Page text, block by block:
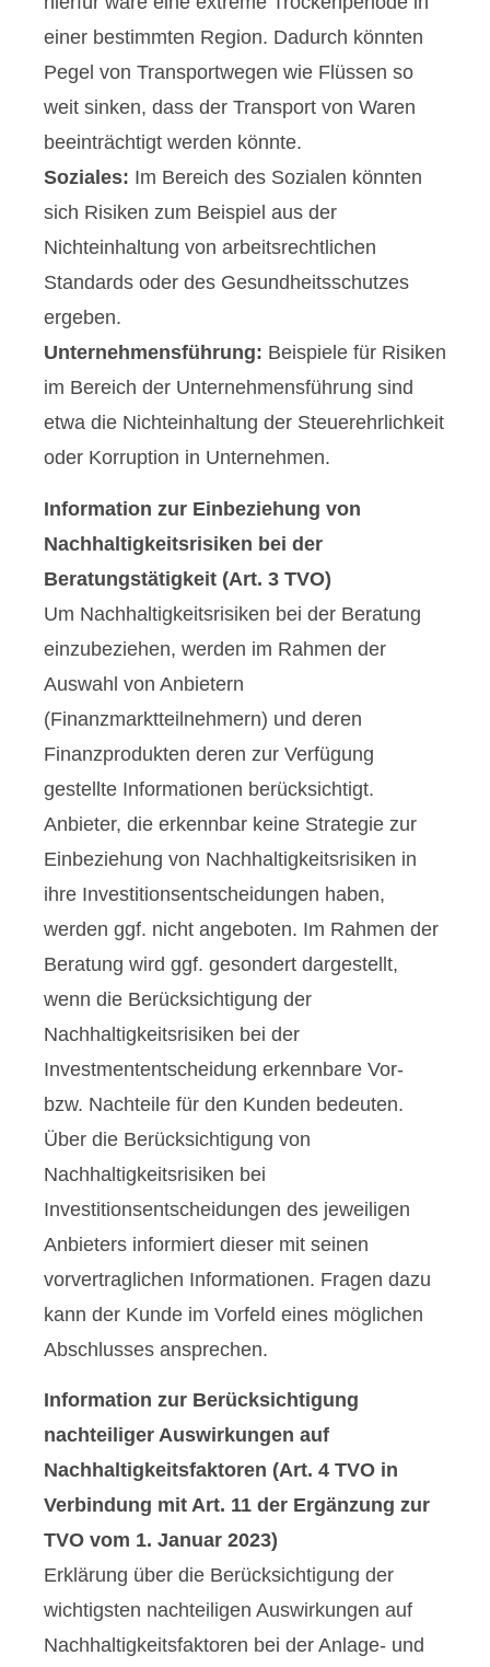
einer bestimmten Region. Dadurch könnten
Pegel von Transportwegen wie Flüssen so
weit sinken, dass der Transport von Waren
beeinträchtigt werden könnte.
Soziales: Im Bereich des Sozialen könnten
sich Risiken zum Beispiel aus der
Nichteinhaltung von arbeitsrechtlichen
Standards oder des Gesundheitsschutzes
ergeben.
Unternehmensführung: Beispiele für Risiken
im Bereich der Unternehmensführung sind
etwa die Nichteinhaltung der Steuerehrlichkeit
oder Korruption in Unternehmen.
Information zur Einbeziehung von
Nachhaltigkeitsrisiken bei der
Beratungstätigkeit (Art. 3 TVO)
Um Nachhaltigkeitsrisiken bei der Beratung
einzubeziehen, werden im Rahmen der
Auswahl von Anbietern
(Finanzmarktteilnehmern) und deren
Finanzprodukten deren zur Verfügung
gestellte Informationen berücksichtigt.
Anbieter, die erkennbar keine Strategie zur
Einbeziehung von Nachhaltigkeitsrisiken in
ihre Investitionsentscheidungen haben,
werden ggf. nicht angeboten. Im Rahmen der
Beratung wird ggf. gesondert dargestellt,
wenn die Berücksichtigung der
Nachhaltigkeitsrisiken bei der
Investmententscheidung erkennbare Vor-
bzw. Nachteile für den Kunden bedeuten.
Über die Berücksichtigung von
Nachhaltigkeitsrisiken bei
Investitionsentscheidungen des jeweiligen
Anbieters informiert dieser mit seinen
vorvertraglichen Informationen. Fragen dazu
kann der Kunde im Vorfeld eines möglichen
Abschlusses ansprechen.
Information zur Berücksichtigung
nachteiliger Auswirkungen auf
Nachhaltigkeitsfaktoren (Art. 4 TVO in
Verbindung mit Art. 11 der Ergänzung zur
TVO vom 1. Januar 2023)
Erklärung über die Berücksichtigung der
wichtigsten nachteiligen Auswirkungen auf
Nachhaltigkeitsfaktoren bei der Anlage- und